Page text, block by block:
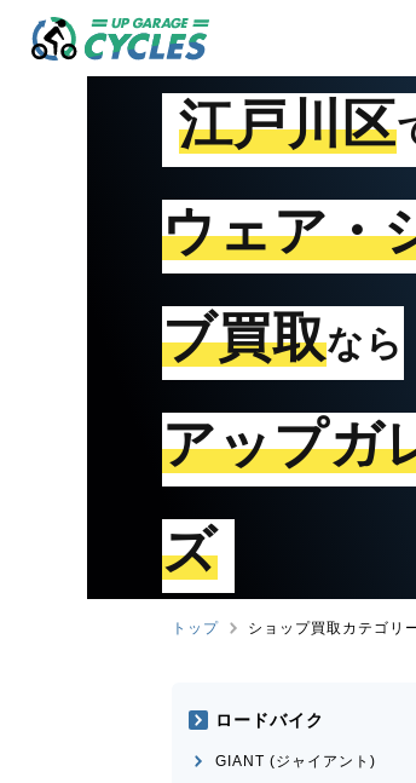
江戸川区
ウェア・
ブ買取なら
アップガ
ズ
トップ ショップ買取カテゴリ
ロードバイク
GIANT (ジャイアント)